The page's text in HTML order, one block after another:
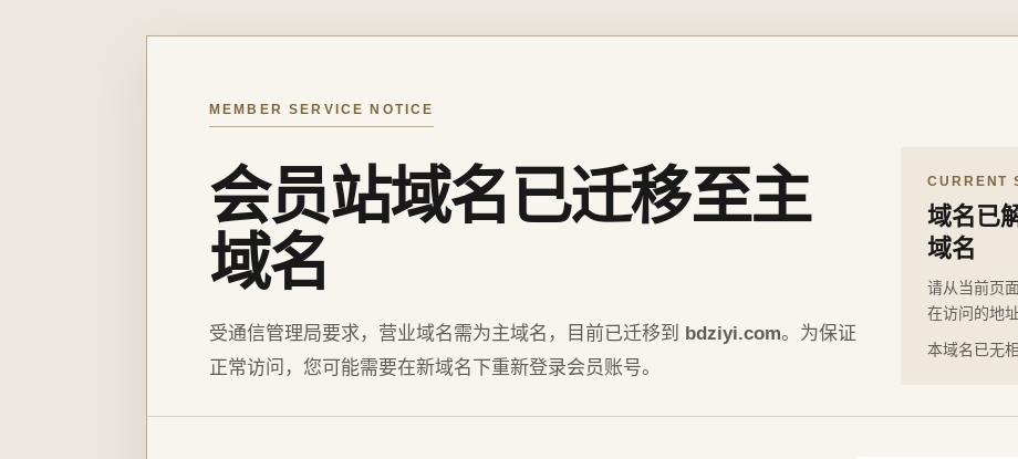
MEMBER SERVICE NOTICE
会员站域名已迁移至主
域名
受通信管理局要求，营业域名需为主域名，目前已迁移到 bdziyi.com。为保证
正常访问，您可能需要在新域名下重新登录会员账号。
CURRENT
域名已
域名
请从当前页
在访问的地址
本域名已无